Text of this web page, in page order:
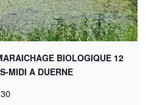
BIOLOGIQUE 12
MIDI A DUERNE